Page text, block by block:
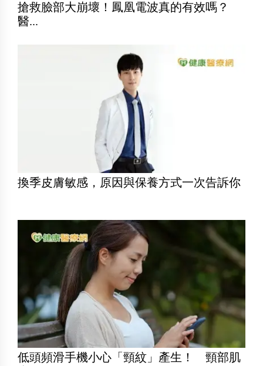
搶救臉部大崩壞！鳳凰電波真的有效嗎？
醫...
換季皮膚敏感，原因與保養方式一次告訴你
低頭頻滑手機小心「頸紋」產生！ 頸部肌